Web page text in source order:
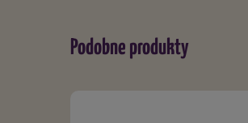
Podobne produkty